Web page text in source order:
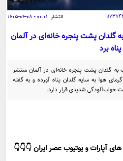
اقتصاد
اقتصادی
خودرو
جامعه
اجتماعی
حوادث
سلامت
ورزشی
بین الملل
خارجی
و هنر
اخبار کریپتو
سرگرمی
فیلم
انتشار: ۰۰:۰۱ - ۰۸-۰۴-۱۴۰۵
گلدان پشت پنجره خانه‌ای در آلمان
پناه برد
به گلدان پشت پنجره خانه‌ای در آلمان منتشر
هوا به سایه گلدان پناه آورده و به گفته
خواب‌آلودگی شدیدی قرار دارد.
آپارات و یوتیوب عصر ایران 👇👇👇